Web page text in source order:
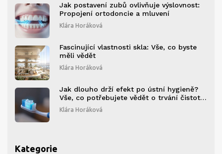
Jak postavení zubů ovlivňuje výslovnost:
Propojení ortodoncie a mluvení
Klára Horáková
Fascinující vlastnosti skla: Vše, co byste
měli vědět
Klára Horáková
Jak dlouho drží efekt po ústní hygieně?
Vše, co potřebujete vědět o trvání čistoty
zubů
Klára Horáková
Kategorie